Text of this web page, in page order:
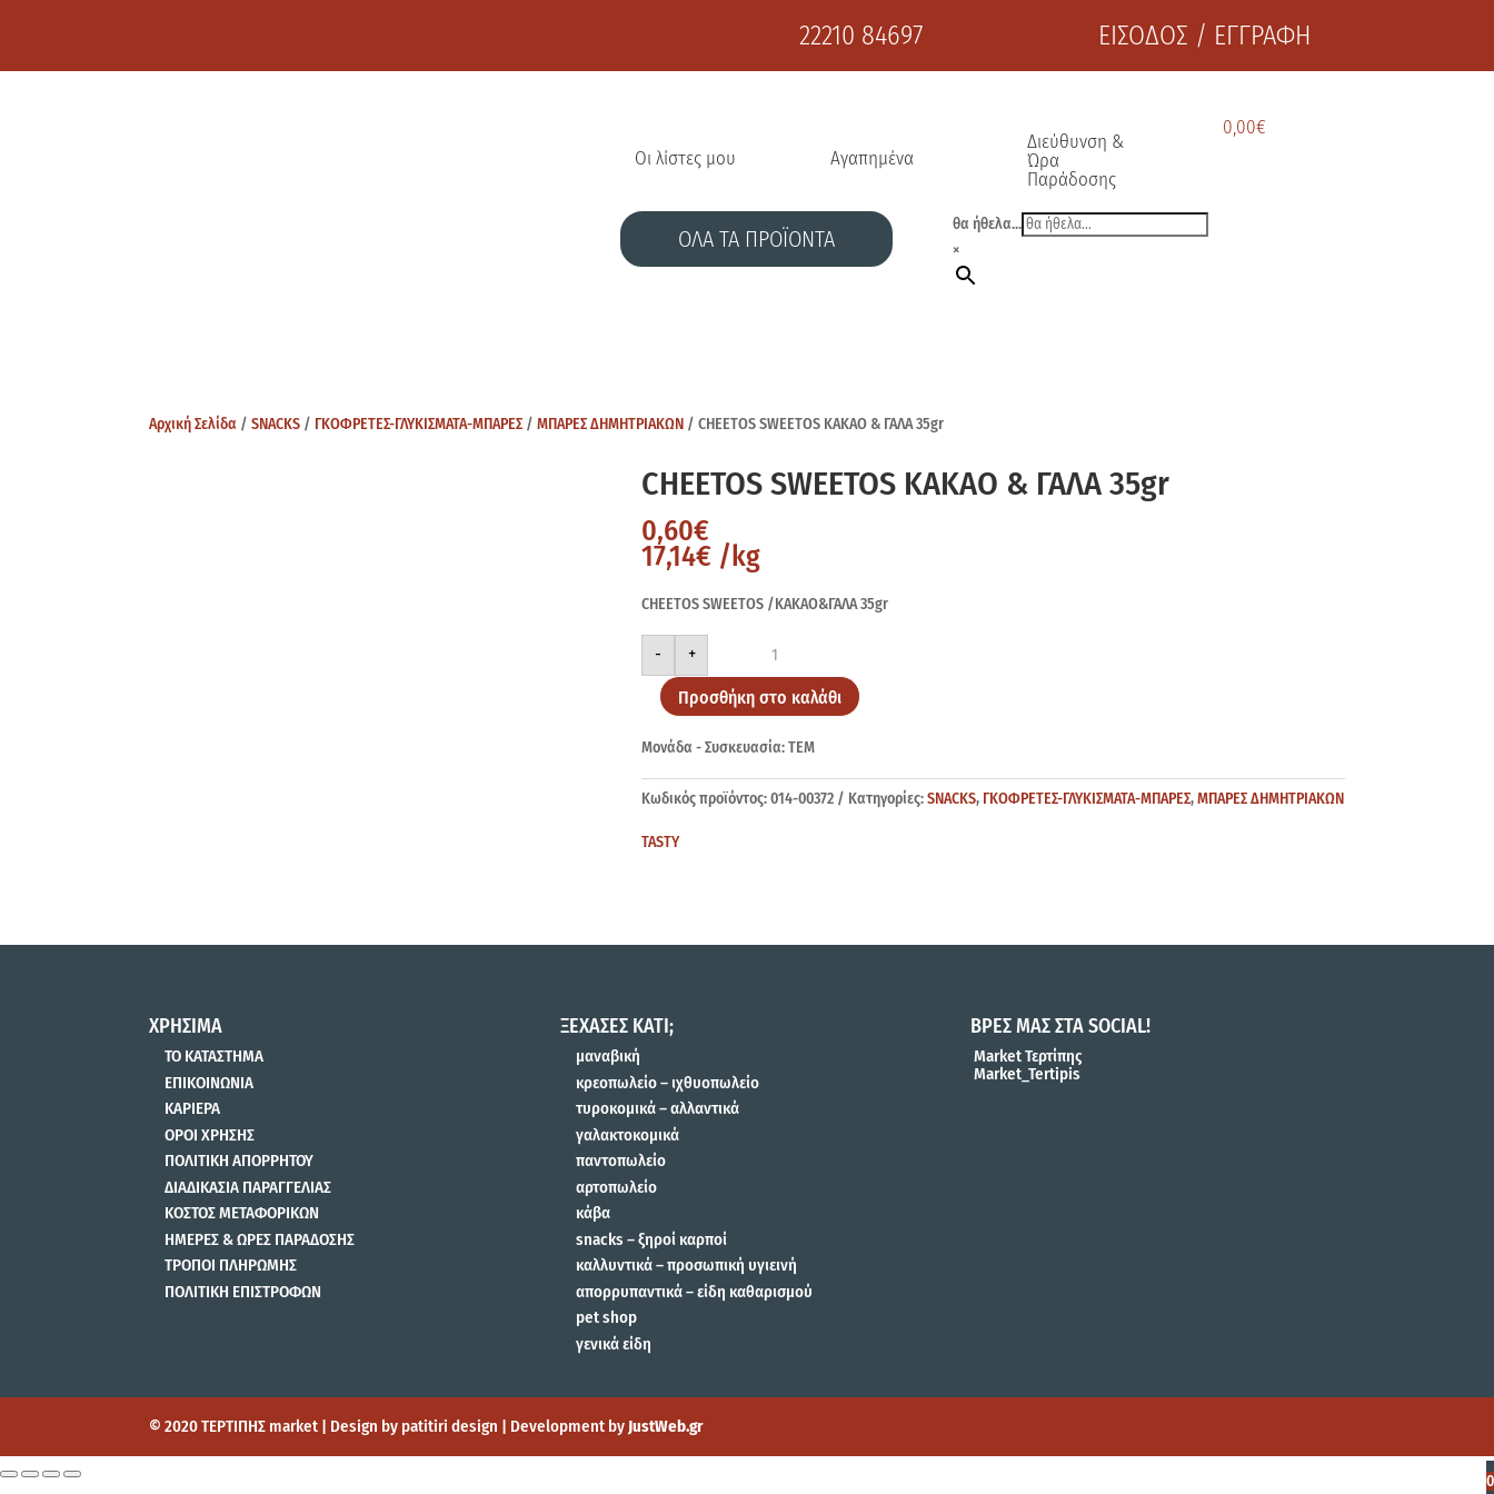
22210 84697 ΕΙΣΟΔΟΣ / ΕΓΓΡΑΦΗ
Οι λίστες μου Αγαπημένα
Διεύθυνση &
Ώρα
Παράδοσης
0,00€
ΟΛΑ ΤΑ ΠΡΟΪΟΝΤΑ
θα ήθελα...
×
Αρχική Σελίδα /SNACKS / ΓΚΟΦΡΕΤΕΣ-ΓΛΥΚΙΣΜΑΤΑ-ΜΠΑΡΕΣ /ΜΠΑΡΕΣ ΔΗΜΗΤΡΙΑΚΩΝ / CHEETOS SWEETOS ΚΑΚΑΟ & ΓΑΛΑ 35gr
CHEETOS SWEETOS ΚΑΚΑΟ & ΓΑΛΑ 35gr
0,60€
17,14€ /kg
CHEETOS SWEETOS /ΚΑΚΑΟ&ΓΑΛΑ 35gr
-
CHEETOS
ΚΑΚΑΟ
ΓΑΛΑ
35gr
ποσότητα
+
Προσθήκη στο καλάθι
Μονάδα - Συσκευασία: ΤΕΜ
Κωδικός προϊόντος:014-00372 Κατηγορίες:SNACKS, ΓΚΟΦΡΕΤΕΣ-ΓΛΥΚΙΣΜΑΤΑ-ΜΠΑΡΕΣ,ΜΠΑΡΕΣ ΔΗΜΗΤΡΙΑΚΩΝ
TASTY
ΧΡΗΣΙΜΑ
ΤΟ ΚΑΤΑΣΤΗΜΑ
ΕΠΙΚΟΙΝΩΝΙΑ
ΚΑΡΙΕΡΑ
ΟΡΟΙ ΧΡΗΣΗΣ
ΠΟΛΙΤΙΚΗ ΑΠΟΡΡΗΤΟΥ
ΔΙΑΔΙΚΑΣΙΑ ΠΑΡΑΓΓΕΛΙΑΣ
ΚΟΣΤΟΣ ΜΕΤΑΦΟΡΙΚΩΝ
ΗΜΕΡΕΣ & ΩΡΕΣ ΠΑΡΑΔΟΣΗΣ
ΤΡΟΠΟΙ ΠΛΗΡΩΜΗΣ
ΠΟΛΙΤΙΚΗ ΕΠΙΣΤΡΟΦΩΝ
ΞΕΧΑΣΕΣ ΚΑΤΙ;
μαναβική
κρεοπωλείο – ιχθυοπωλείο
τυροκομικά – αλλαντικά
γαλακτοκομικά
παντοπωλείο
αρτοπωλείο
κάβα
snacks – ξηροί καρποί
καλλυντικά – προσωπική υγιεινή
απορρυπαντικά – είδη καθαρισμού
pet shop
γενικά είδη
ΒΡΕΣ ΜΑΣ ΣΤΑ SOCIAL!
Market Τερτίπης
Market_Tertipis
© 2020 ΤΕΡΤΙΠΗΣ market | Design by patitiri design | Development by JustWeb.gr
0